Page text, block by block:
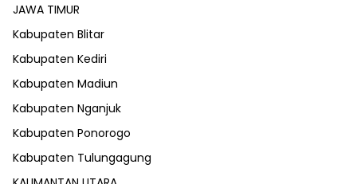
JAWA TIMUR
Kabupaten Blitar
Kabupaten Kediri
Kabupaten Madiun
Kabupaten Nganjuk
Kabupaten Ponorogo
Kabupaten Tulungagung